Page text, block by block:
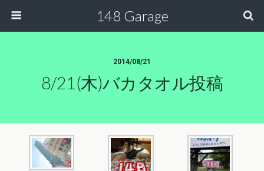
148 Garage
2014/08/21
8/21(木)バカタオル投稿